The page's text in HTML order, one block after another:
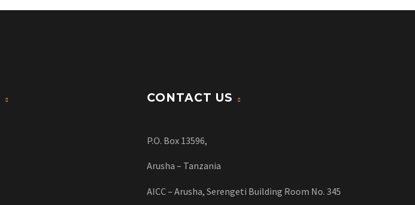
CONTACT US
P.O. Box 13596,
Arusha – Tanzania
AICC – Arusha, Serengeti Building Room No. 345